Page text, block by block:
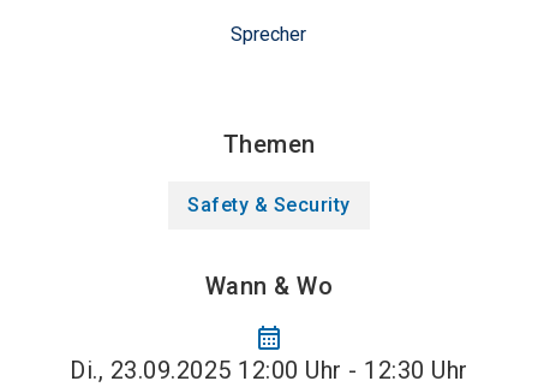
Sprecher
Themen
Safety & Security
Wann & Wo
calendar_month
Di., 23.09.2025 12:00 Uhr - 12:30 Uhr